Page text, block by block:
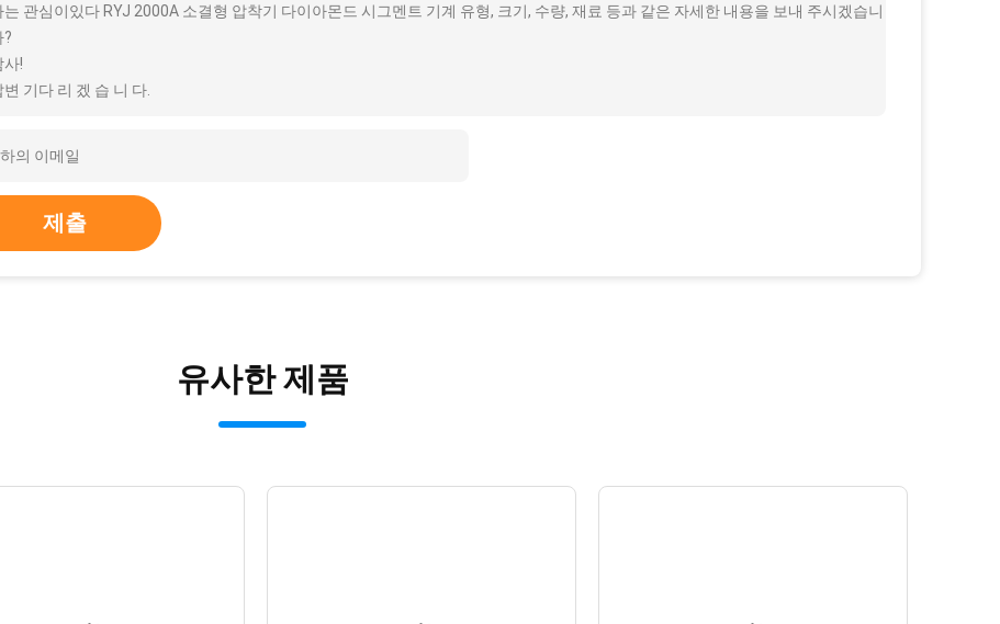
는 관심이있다 RYJ 2000A 소결형 압착기 다이아몬드 시그멘트 기계 유형, 크기, 수량, 재료 등과 같은 자세한 내용을 보내 주시겠습니
?
사!
변 기다 리 겠 습 니 다.
제출
유사한 제품